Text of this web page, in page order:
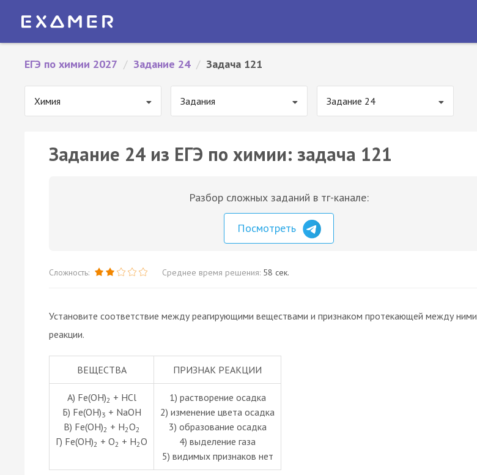
ЕГЭ по химии 2027 / Задание 24 / Задача 121
Химия Задания Задание 24
Задание 24 из ЕГЭ по химии: задача 121
Разбор сложных заданий в тг-канале:
Посмотреть
Сложность: Среднее время решения: 58 сек.
Установите соответствие между реагирующими веществами и признаком протекающей между ними
реакции.
ВЕЩЕСТВА ПРИЗНАК РЕАКЦИИ
А) Fe(OH)2 + HCl
Б) Fe(OH)3 + NaOH
В) Fe(OH)2 + H2O2
Г) Fe(OH)2 + O2 + H2O
1) растворение осадка
2) изменение цвета осадка
3) образование осадка
4) выделение газа
5) видимых признаков нет